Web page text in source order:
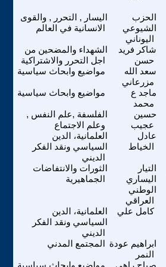
اليسار , التحرر , والقوى
الانسانية في العالم
الحزب
الشيوعي
اليوناني
الشهداء والمضحين من
اجل التحرر والاشتراكية
شاكر فريد
حسن
مواضيع وابحاث سياسية
سعد الله
مزرعاني
مواضيع وابحاث سياسية
ماجد ع
محمد
الفلسفة ,علم النفس ,
وعلم الاجتماع
حسين
عجيب
العلمانية، الدين
السياسي ونقد الفكر
الديني
عادل
الخياط
الثورات والانتفاضات
الجماهيرية
التيار
اليساري
الوطني
العراقي
العلمانية، الدين
السياسي ونقد الفكر
الديني
كامل علي
المجتمع المدني ابراهيم عودة
النمر
مواضيع وابحاث سياسية صباح راهي